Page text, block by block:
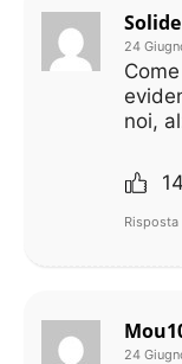
24
noi,
14
Risposta
24